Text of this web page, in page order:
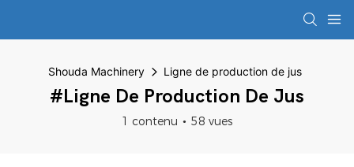
Shouda Machinery Ligne de production de jus
#Ligne De Production De Jus
1 contenu 58 vues